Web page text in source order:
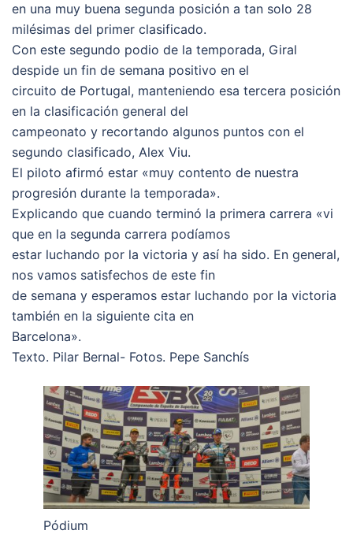
en una muy buena segunda posición a tan solo 28
milésimas del primer clasificado.
Con este segundo podio de la temporada, Giral
despide un fin de semana positivo en el
circuito de Portugal, manteniendo esa tercera posición
en la clasificación general del
campeonato y recortando algunos puntos con el
segundo clasificado, Alex Viu.
El piloto afirmó estar «muy contento de nuestra
progresión durante la temporada».
Explicando que cuando terminó la primera carrera «vi
que en la segunda carrera podíamos
estar luchando por la victoria y así ha sido. En general,
nos vamos satisfechos de este fin
de semana y esperamos estar luchando por la victoria
también en la siguiente cita en
Barcelona».
Texto. Pilar Bernal- Fotos. Pepe Sanchís
Pódium